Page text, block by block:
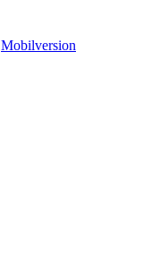
Mobilversion